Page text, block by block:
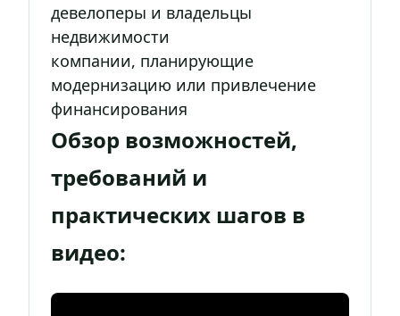
девелоперы и владельцы
недвижимости
компании, планирующие
модернизацию или привлечение
финансирования
Обзор возможностей,
требований и
практических шагов в
видео: